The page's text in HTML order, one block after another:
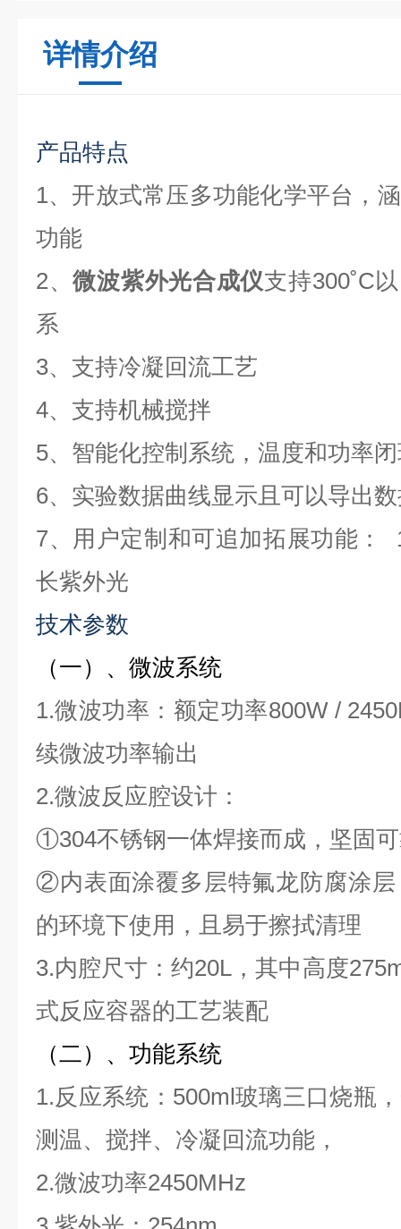
详情介绍
产品特点
1、开放式常压多功能化学平台，
功能
2、微波紫外光合成仪支持300˚C
系
3、支持冷凝回流工艺
4、支持机械搅拌
5、智能化控制系统，温度和功率
6、实验数据曲线显示且可以导出
7、用户定制和可追加拓展功能：
长紫外光
技术参数
（一）、微波系统
1.微波功率：额定功率800W /
续微波功率输出
2.微波反应腔设计：
①304不锈钢一体焊接而成，坚固
②内表面涂覆多层特氟龙防腐涂
的环境下使用，且易于擦拭清理
3.内腔尺寸：约20L，其中高度
式反应容器的工艺装配
（二）、功能系统
1.反应系统：500ml玻璃三口烧瓶
测温、搅拌、冷凝回流功能，
2.微波功率2450MHz